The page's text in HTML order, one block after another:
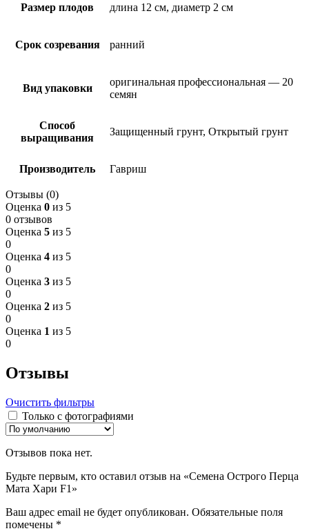
Размер плодов длина 12 см, диаметр 2 см
Срок созревания ранний
Вид упаковки
оригинальная профессиональная — 20
семян
Способ
выращивания
Защищенный грунт, Открытый грунт
Производитель Гавриш
Отзывы (0)
Оценка 0 из 5
0 отзывов
Оценка 5 из 5
0
Оценка 4 из 5
0
Оценка 3 из 5
0
Оценка 2 из 5
0
Оценка 1 из 5
0
Отзывы
Очистить фильтры
Только с фотографиями
Отзывов пока нет.
Будьте первым, кто оставил отзыв на «Семена Острого Перца
Мата Хари F1»
Ваш адрес email не будет опубликован. Обязательные поля
помечены *